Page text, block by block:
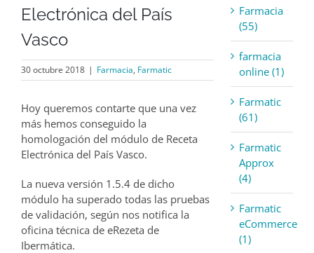
Servicios
Blog
Empresa
Contacto
Electrónica del País
Vasco
30 octubre 2018 | Farmacia, Farmatic
Hoy queremos contarte que una vez
más hemos conseguido la
homologación del módulo de Receta
Electrónica del País Vasco.
La nueva versión 1.5.4 de dicho
módulo ha superado todas las pruebas
de validación, según nos notifica la
oficina técnica de eRezeta de
Ibermática.
Farmacia
(55)
farmacia
online (1)
Farmatic
(61)
Farmatic
Approx
(4)
Farmatic
eCommerce
(1)